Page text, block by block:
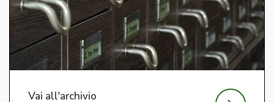
Vai all'archivio